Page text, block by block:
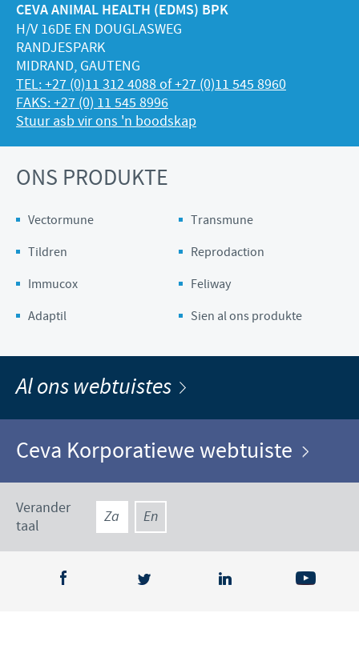
CEVA ANIMAL HEALTH (EDMS) BPK
H/V 16DE EN DOUGLASWEG
RANDJESPARK
MIDRAND, GAUTENG
TEL: +27 (0)11 312 4088 of +27 (0)11 545 8960
FAKS: +27 (0) 11 545 8996
Stuur asb vir ons 'n boodskap
ONS PRODUKTE
Vectormune
Transmune
Tildren
Reprodaction
Immucox
Feliway
Adaptil
Sien al ons produkte
Al ons webtuistes
Ceva Korporatiewe webtuiste
Verander
taal
Za En